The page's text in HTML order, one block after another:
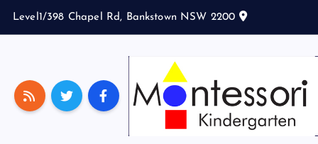
Level1/398 Chapel Rd, Bankstown NSW 2200